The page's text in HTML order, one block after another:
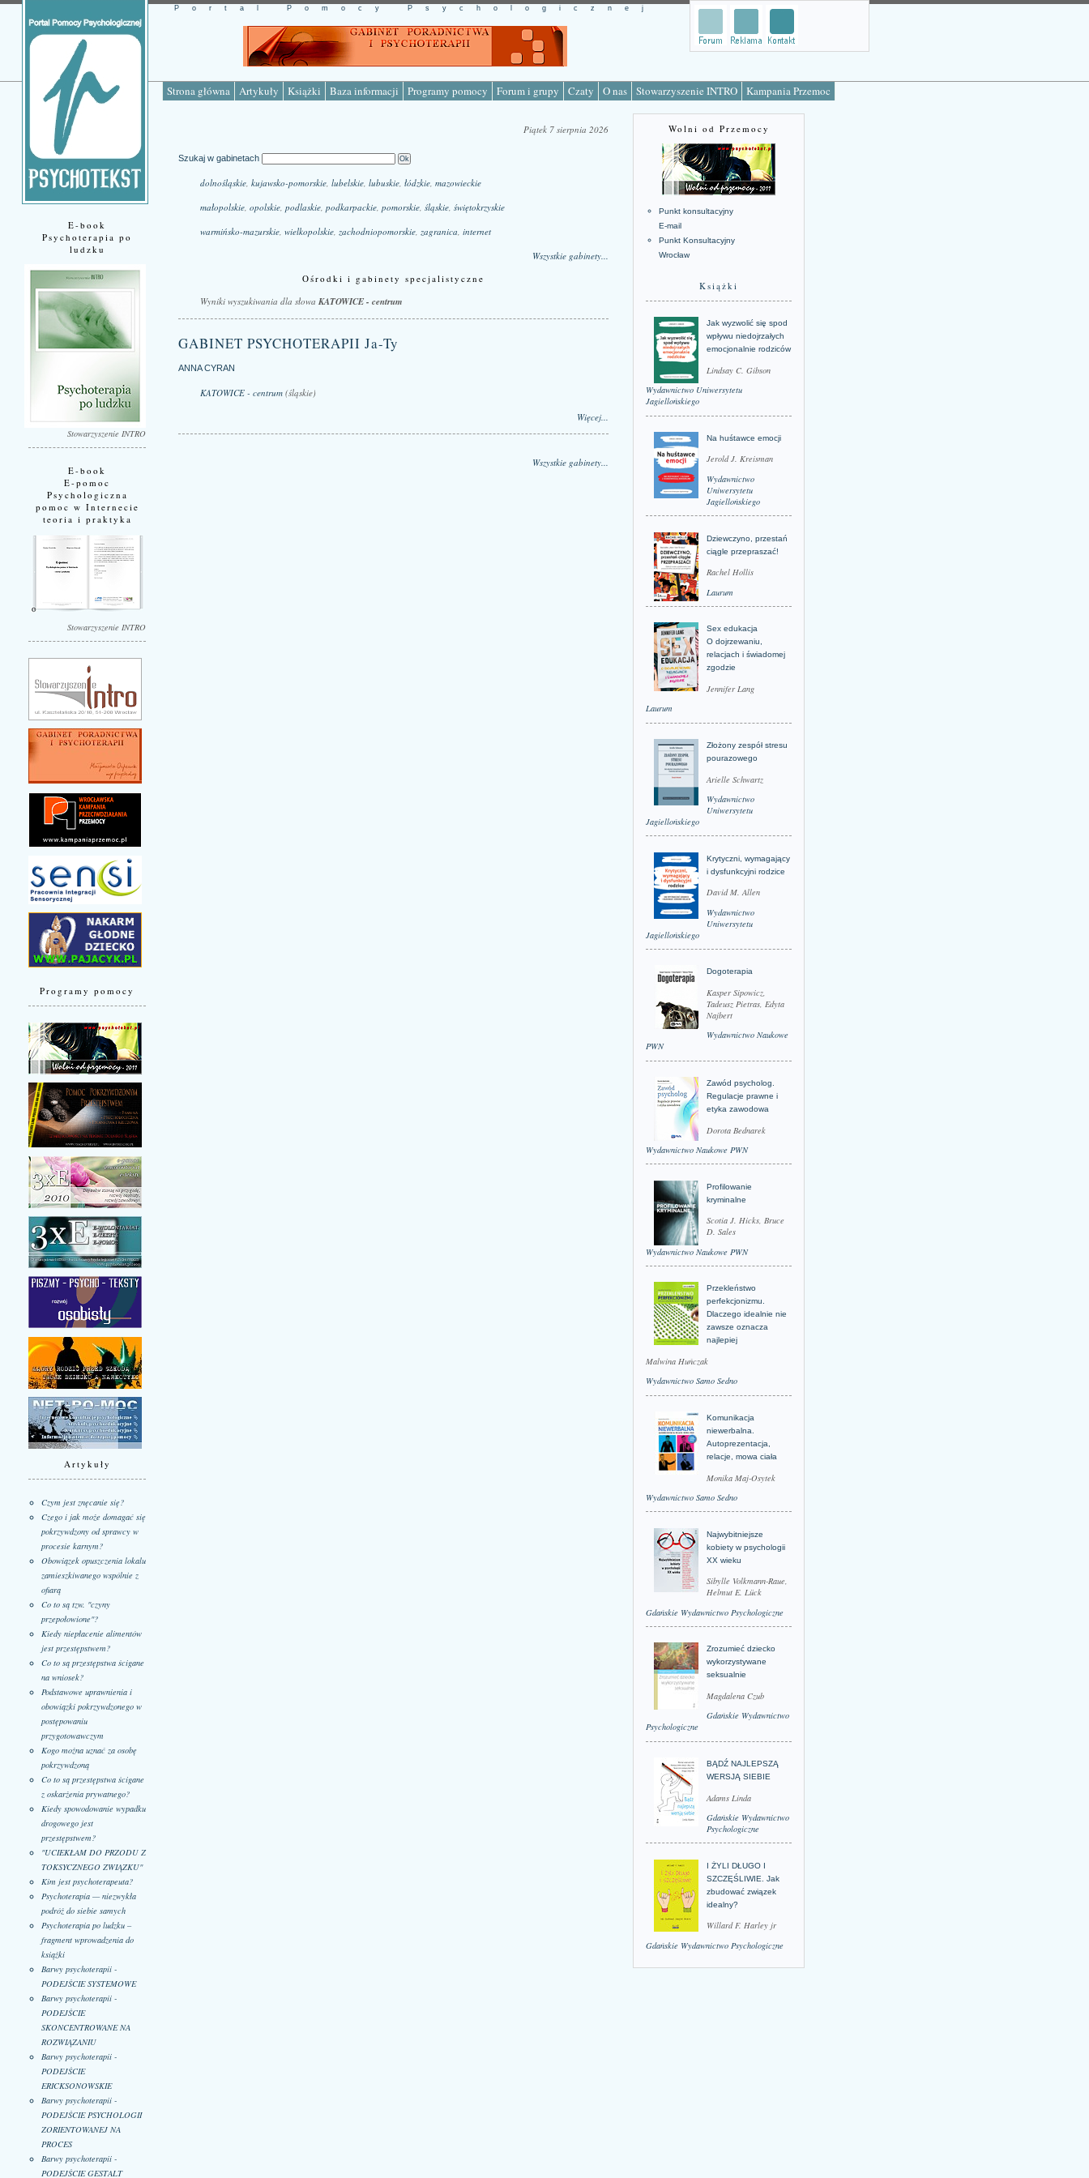
Strona główna Artykuły Książki Baza informacji Programy pomocy Forum i grupy Czaty O nas Stowarzyszenie INTRO Kampania Przemoc
Portal Pomocy Psychologicznej
E-book
Psychoterapia po
ludzku
Stowarzyszenie INTRO
E-book
E-pomoc
Psychologiczna
pomoc w Internecie
teoria i praktyka
Stowarzyszenie INTRO
Programy pomocy
Artykuły
Czym jest znęcanie się?
Czego i jak może domagać się
pokrzywdzony od sprawcy w
procesie karnym?
Obowiązek opuszczenia lokalu
zamieszkiwanego wspólnie z
ofiarą
Co to są tzw. "czyny
przepołowione"?
Kiedy niepłacenie alimentów
jest przestępstwem?
Co to są przestępstwa ścigane
na wniosek?
Podstawowe uprawnienia i
obowiązki pokrzywdzonego w
postępowaniu
przygotowawczym
Kogo można uznać za osobę
pokrzywdzoną
Co to są przestępstwa ścigane
z oskarżenia prywatnego?
Kiedy spowodowanie wypadku
drogowego jest
przestępstwem?
"UCIEKŁAM DO PRZODU Z
TOKSYCZNEGO ZWIĄZKU"
Kim jest psychoterapeuta?
Psychoterapia — niezwykła
podróż do siebie samych
Psychoterapia po ludzku –
fragment wprowadzenia do
książki
Barwy psychoterapii -
PODEJŚCIE SYSTEMOWE
Barwy psychoterapii -
PODEJŚCIE
SKONCENTROWANE NA
ROZWIĄZANIU
Barwy psychoterapii -
PODEJŚCIE
ERICKSONOWSKIE
Barwy psychoterapii -
PODEJŚCIE PSYCHOLOGII
ZORIENTOWANEJ NA
PROCES
Barwy psychoterapii -
PODEJŚCIE GESTALT
Piątek 7 sierpnia 2026
Szukaj w gabinetach
dolnośląskie, kujawsko-pomorskie, lubelskie, lubuskie, łódzkie, mazowieckie
małopolskie, opolskie, podlaskie, podkarpackie, pomorskie, śląskie, świętokrzyskie
warmińsko-mazurskie, wielkopolskie, zachodniopomorskie, zagranica, internet
Wszystkie gabinety...
Ośrodki i gabinety specjalistyczne
Wyniki wyszukiwania dla słowa KATOWICE - centrum
GABINET PSYCHOTERAPII Ja-Ty
ANNA CYRAN
KATOWICE - centrum(śląskie)
Więcej...
Wszystkie gabinety...
Wolni od Przemocy
Punkt konsultacyjny
E-mail
Punkt Konsultacyjny
Wrocław
Książki
Jak wyzwolić się spod
wpływu niedojrzałych
emocjonalnie rodziców
Lindsay C. Gibson
Wydawnictwo Uniwersytetu
Jagiellońskiego
Na huśtawce emocji
Jerold J. Kreisman
Wydawnictwo
Uniwersytetu
Jagiellońskiego
Dziewczyno, przestań
ciągle przepraszać!
Rachel Hollis
Laurum
Sex edukacja
O dojrzewaniu,
relacjach i świadomej
zgodzie
Jennifer Lang
Laurum
Złożony zespół stresu
pourazowego
Arielle Schwartz
Wydawnictwo
Uniwersytetu
Jagiellońskiego
Krytyczni, wymagający
i dysfunkcyjni rodzice
David M. Allen
Wydawnictwo
Uniwersytetu
Jagiellońskiego
Dogoterapia
Kasper Sipowicz,
Tadeusz Pietras, Edyta
Najbert
Wydawnictwo Naukowe
PWN
Zawód psycholog.
Regulacje prawne i
etyka zawodowa
Dorota Bednarek
Wydawnictwo Naukowe PWN
Profilowanie
kryminalne
Scotia J. Hicks, Bruce
D. Sales
Wydawnictwo Naukowe PWN
Przekleństwo
perfekcjonizmu.
Dlaczego idealnie nie
zawsze oznacza
najlepiej
Malwina Huńczak
Wydawnictwo Samo Sedno
Komunikacja
niewerbalna.
Autoprezentacja,
relacje, mowa ciała
Monika Maj-Osytek
Wydawnictwo Samo Sedno
Najwybitniejsze
kobiety w psychologii
XX wieku
Sibylle Volkmann-Raue,
Helmut E. Lück
Gdańskie Wydawnictwo Psychologiczne
Zrozumieć dziecko
wykorzystywane
seksualnie
Magdalena Czub
Gdańskie Wydawnictwo
Psychologiczne
BĄDŹ NAJLEPSZĄ
WERSJĄ SIEBIE
Adams Linda
Gdańskie Wydawnictwo
Psychologiczne
I ŻYLI DŁUGO I
SZCZĘŚLIWIE. Jak
zbudować związek
idealny?
Willard F. Harley jr
Gdańskie Wydawnictwo Psychologiczne